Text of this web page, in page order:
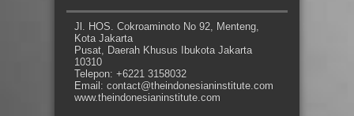
Jl. HOS. Cokroaminoto No 92, Menteng,
Kota Jakarta
Pusat, Daerah Khusus Ibukota Jakarta
10310
Telepon: +6221 3158032
Email: contact@theindonesianinstitute.com
www.theindonesianinstitute.com